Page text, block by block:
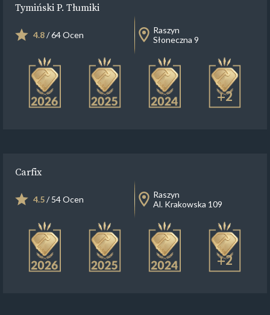
Tymiński P. Tłumiki
4.8/ 64 Ocen
Raszyn
Słoneczna 9
+2
Carfix
4.5/ 54 Ocen
Raszyn
Al. Krakowska 109
+2